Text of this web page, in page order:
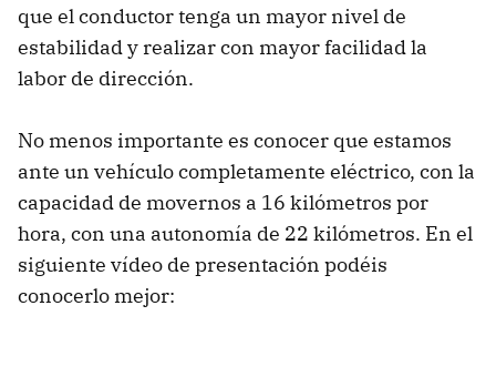
que el conductor tenga un mayor nivel de
estabilidad y realizar con mayor facilidad la
labor de dirección.
No menos importante es conocer que estamos
ante un vehículo completamente eléctrico, con la
capacidad de movernos a 16 kilómetros por
hora, con una autonomía de 22 kilómetros. En el
siguiente vídeo de presentación podéis
conocerlo mejor: